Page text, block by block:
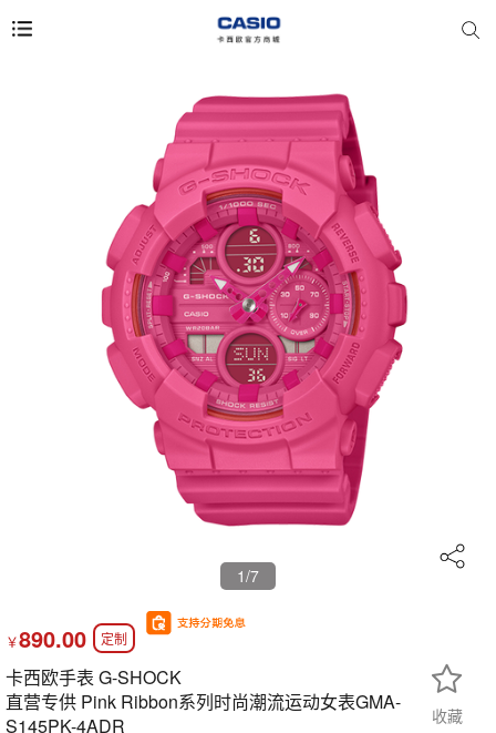
1/7
￥890.00 定制
卡西欧手表 G-SHOCK
直营专供 Pink Ribbon系列时尚潮流运动女表GMA-
S145PK-4ADR
收藏